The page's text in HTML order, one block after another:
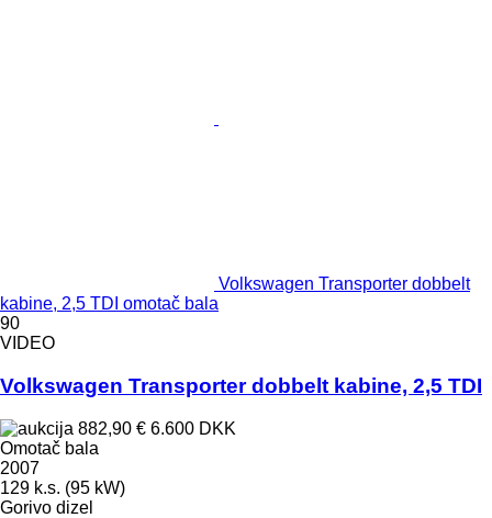
Volkswagen Transporter dobbelt
kabine, 2,5 TDI omotač bala
90
VIDEO
Volkswagen Transporter dobbelt kabine, 2,5 TDI
882,90 € 6.600 DKK
Omotač bala
2007
129 k.s. (95 kW)
Gorivo dizel